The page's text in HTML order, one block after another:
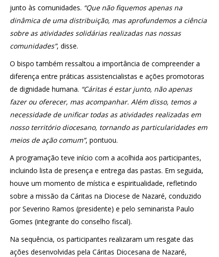
junto às comunidades. “Que não fiquemos apenas na
dinâmica de uma distribuição, mas aprofundemos a ciência
sobre as atividades solidárias realizadas nas nossas
comunidades”, disse.
O bispo também ressaltou a importância de compreender a
diferença entre práticas assistencialistas e ações promotoras
de dignidade humana. “Cáritas é estar junto, não apenas
fazer ou oferecer, mas acompanhar. Além disso, temos a
necessidade de unificar todas as atividades realizadas em
nosso território diocesano, tornando as particularidades em
meios de ação comum”, pontuou.
A programação teve início com a acolhida aos participantes,
incluindo lista de presença e entrega das pastas. Em seguida,
houve um momento de mística e espiritualidade, refletindo
sobre a missão da Cáritas na Diocese de Nazaré, conduzido
por Severino Ramos (presidente) e pelo seminarista Paulo
Gomes (integrante do conselho fiscal).
Na sequência, os participantes realizaram um resgate das
ações desenvolvidas pela Cáritas Diocesana de Nazaré,